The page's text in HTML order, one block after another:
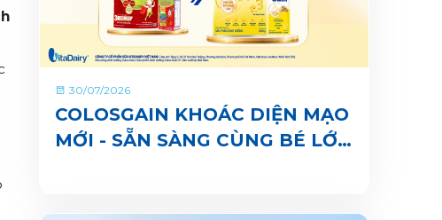
30/07/2026
COLOSGAIN KHOÁC DIỆN MẠO
MỚI - SẴN SÀNG CÙNG BÉ LỚN